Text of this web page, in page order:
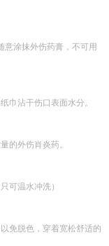
意涂抹外伤药膏，不可用
巾沾干伤口表面水分。
的外伤肖炎药。
可温水冲洗）
免脱色，穿着宽松舒适的